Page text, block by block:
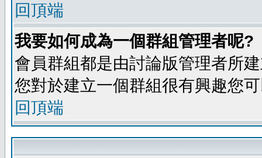
回頂端
我要如何成為一個群組管理者呢?
會員群組都是由討論版管理者所
您對於建立一個群組很有興趣您
回頂端